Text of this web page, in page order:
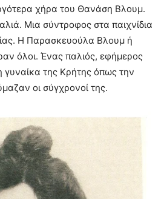
χήρα του Θανάση Βλουμ.
Μια σύντροφος στα παιχνίδια
Η Παρασκευούλα Βλουμ ή
όλοι. Ένας παλιός, εφήμερος
της Κρήτης όπως την
οι σύγχρονοί της.